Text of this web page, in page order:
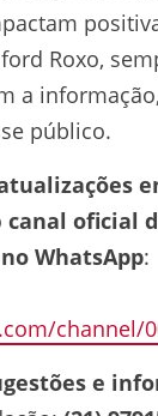
Roxo,
a
público.
canal oficial
WhatsApp:
channel/
e